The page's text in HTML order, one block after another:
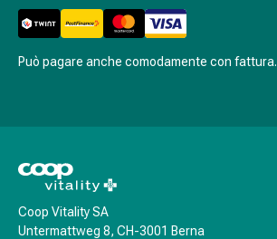
del
sonno
Roncopatia
il
naso
Disturbi
Può pagare anche comodamente con fattura.
Coop Vitality SA
Untermattweg 8, CH-3001 Berna